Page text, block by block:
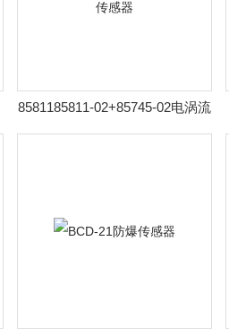
8581185811-02+85745-02电涡流
传感器